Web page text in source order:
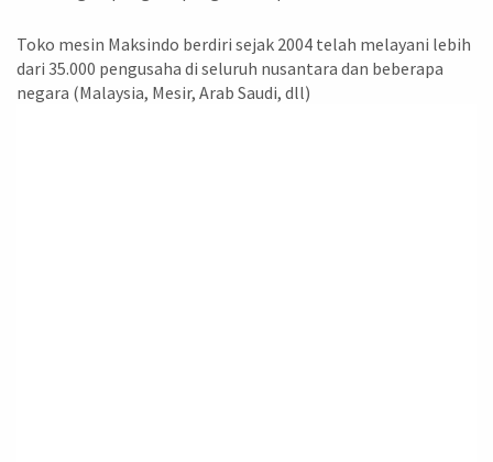
Toko mesin Maksindo berdiri sejak 2004 telah melayani lebih
dari 35.000 pengusaha di seluruh nusantara dan beberapa
negara (Malaysia, Mesir, Arab Saudi, dll)